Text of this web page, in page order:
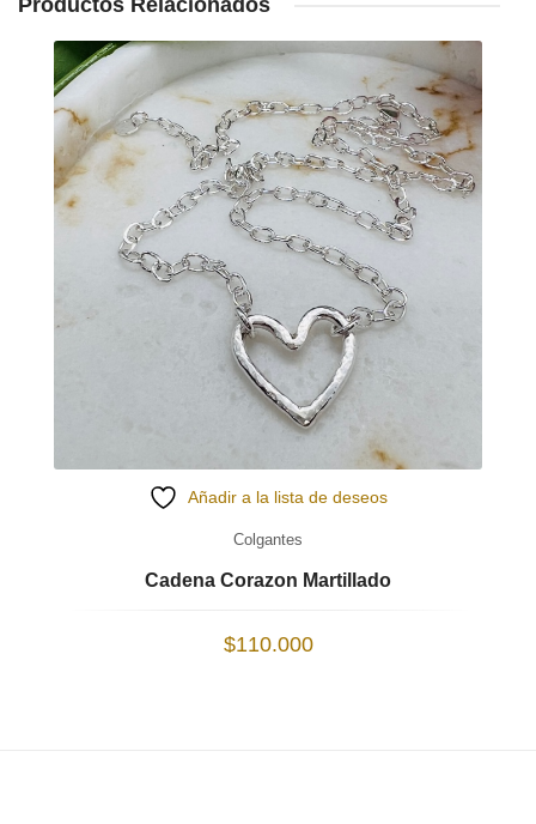
Productos Relacionados
Añadir a la lista de deseos
Colgantes
Cadena Corazon Martillado
$110.000